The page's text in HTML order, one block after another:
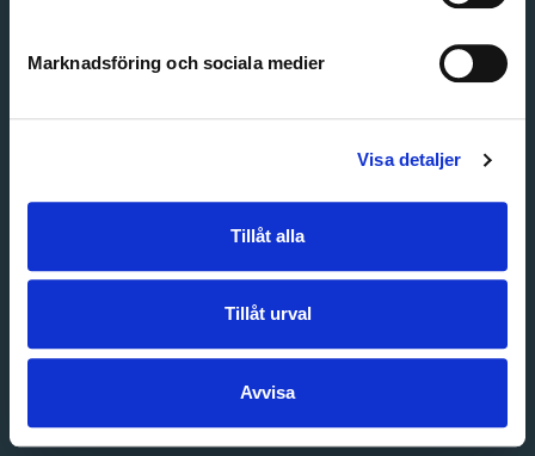
Marknadsföring och sociala medier
Visa detaljer
Tillåt alla
Tillåt urval
Avvisa